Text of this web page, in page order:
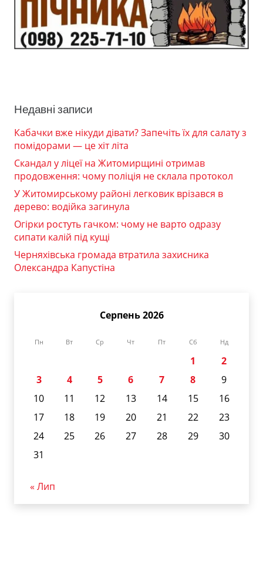
Недавні записи
Кабачки вже нікуди дівати? Запечіть їх для салату з
помідорами — це хіт літа
Скандал у ліцеї на Житомирщині отримав
продовження: чому поліція не склала протокол
У Житомирському районі легковик врізався в
дерево: водійка загинула
Огірки ростуть гачком: чому не варто одразу
сипати калій під кущі
Черняхівська громада втратила захисника
Олександра Капустіна
Серпень 2026
Пн Вт Ср Чт Пт Сб Нд
1
2
3
4 5 6 7 8
9
10
11 12 13 14 15
16
17
18 19 20 21 22
23
24
25 26 27 28 29
30
31
« Лип